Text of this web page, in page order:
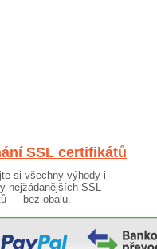
SSL certifikátů
si všechny výhody i
nejžádanějších SSL
— bez obalu.